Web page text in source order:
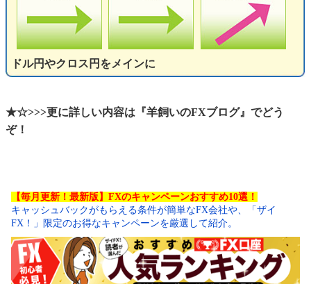
ドル円やクロス円をメインに
★☆>>>更に詳しい内容は『羊飼いのFXブログ』でどう
ぞ！
【毎月更新！最新版】FXのキャンペーンおすすめ10選！
キャッシュバックがもらえる条件が簡単なFX会社や、「ザイ
FX！」限定のお得なキャンペーンを厳選して紹介。